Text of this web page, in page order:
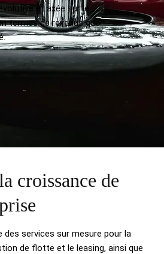
et axée sur le
termes de revenus que
croissance de
des services sur mesure pour la
de flotte et le leasing, ainsi que